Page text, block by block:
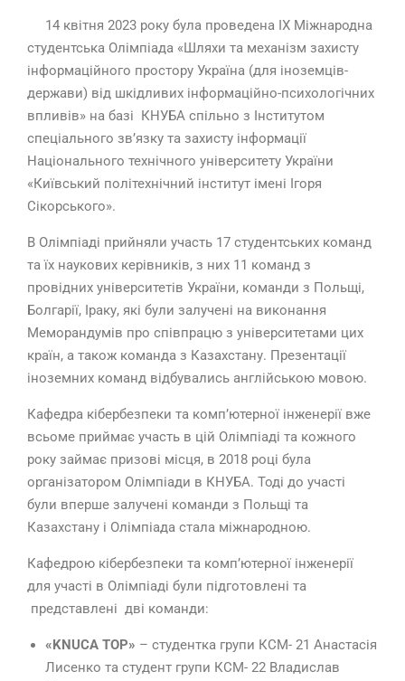
14 квітня 2023 року була проведена IХ Міжнародна
студентська Олімпіада «Шляхи та механізм захисту
інформаційного простору Україна (для іноземців-
держави) від шкідливих інформаційно-психологічних
впливів» на базі КНУБА спільно з Інститутом
спеціального зв’язку та захисту інформації
Національного технічного університету України
«Київський політехнічний інститут імені Ігоря
Сікорського».
В Олімпіаді прийняли участь 17 студентських команд
та їх наукових керівників, з них 11 команд з
провідних університетів України, команди з Польщі,
Болгарії, Іраку, які були залучені на виконання
Меморандумів про співпрацю з університетами цих
країн, а також команда з Казахстану. Презентації
іноземних команд відбувались англійською мовою.
Кафедра кібербезпеки та комп’ютерної інженерії вже
всьоме приймає участь в цій Олімпіаді та кожного
року займає призові місця, в 2018 році була
організатором Олімпіади в КНУБА. Тоді до участі
були вперше залучені команди з Польщі та
Казахстану і Олімпіада стала міжнародною.
Кафедрою кібербезпеки та комп’ютерної інженерії
для участі в Олімпіаді були підготовлені та
представлені дві команди:
« KNUCA TOP» – студентка групи КСМ- 21 Анастасія
Лисенко та студент групи КСМ- 22 Владислав